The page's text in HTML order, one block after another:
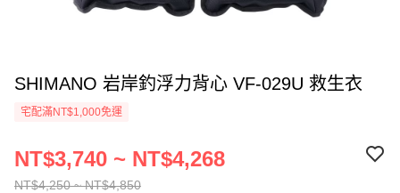
SHIMANO 岩岸釣浮力背心 VF-029U 救生衣
宅配滿NT$1,000免運
NT$4,250 ~ NT$4,850
NT$3,740 ~ NT$4,268